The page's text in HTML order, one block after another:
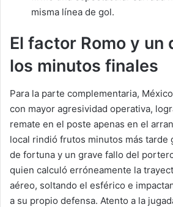
misma línea de gol.
El factor Romo y un
los minutos finales
Para la parte complementaria,
con mayor agresividad operativa,
remate en el poste apenas en el
local rindió frutos minutos más tarde
de fortuna y un grave fallo del
quien calculó erróneamente la
aéreo, soltando el esférico e
a su propio defensa. Atento a la